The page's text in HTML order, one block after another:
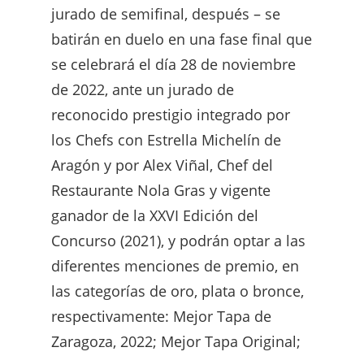
jurado de semifinal, después – se
batirán en duelo en una fase final que
se celebrará el día 28 de noviembre
de 2022, ante un jurado de
reconocido prestigio integrado por
los Chefs con Estrella Michelín de
Aragón y por Alex Viñal, Chef del
Restaurante Nola Gras y vigente
ganador de la XXVI Edición del
Concurso (2021), y podrán optar a las
diferentes menciones de premio, en
las categorías de oro, plata o bronce,
respectivamente: Mejor Tapa de
Zaragoza, 2022; Mejor Tapa Original;